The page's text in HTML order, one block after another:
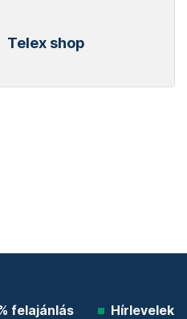
Telex shop
felajánlás Hírlevelek